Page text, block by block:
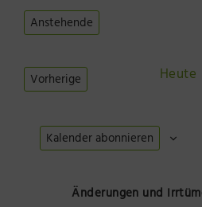
Anstehende
wählen.
Vorherige
Veranstaltungen
Heute
Kalender abonnieren
Änderungen und